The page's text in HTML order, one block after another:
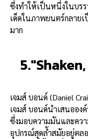
ซึ่งทำให้เป็นหนึ่งในบร
เด็ดในภาพยนตร์กลาย
มาก
เจมส์ บอนด์ (Daniel
เจมส์ บอนด์นำเสนออง
ซึ่งมอบความมันและคว
อุปกรณ์สุดล้ำสมัยอยู่ตล